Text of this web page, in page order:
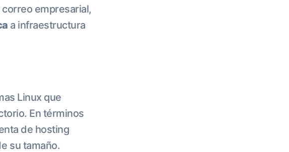
empresarial,
a infraestructura
Linux que
En términos
de hosting
su tamaño.